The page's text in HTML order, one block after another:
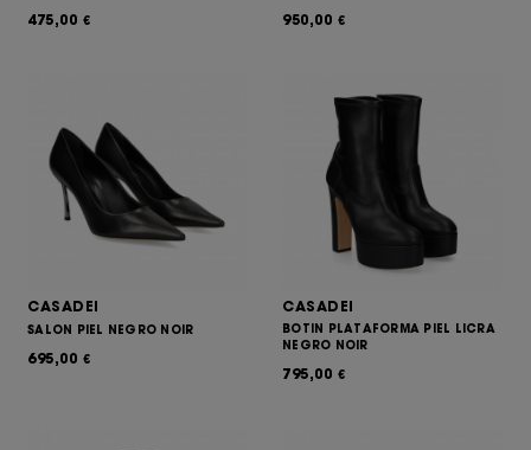
475,00 € 950,00 €
CASADEI
SALON PIEL NEGRO NOIR
695,00 €
CASADEI
BOTIN PLATAFORMA PIEL LICRA
NEGRO NOIR
795,00 €